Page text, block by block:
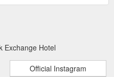
Exchange Hotel
Official Instagram